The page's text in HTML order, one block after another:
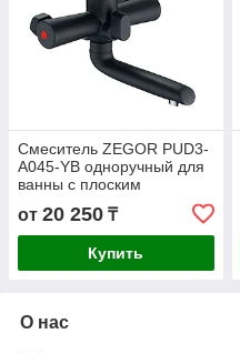
Смеситель ZEGOR PUD3-
A045-YB одноручный для
ванны с плоским
поворотным изливом,на
гайке,черный
от 20 250 ₸
Купить
О нас